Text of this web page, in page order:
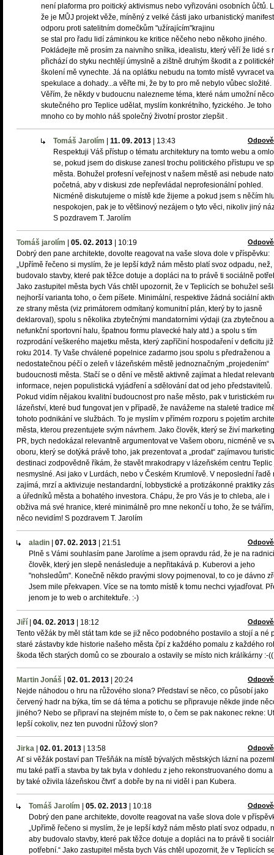
není plaforma pro poitický aktivismus nebo vyřizováni osobních ůčtů.
že je MŮJ projekt věže, míněný z velké části jako urbanistický manifest
odporu proti satelitním domečkům "užírajícím"krajinu
se stal pro řadu lidí záminkou ke kritice něčeho nebo někoho jiného.
Pokládejte mě prosím za naivního snílka, idealistu, který věří že lidé s
přichází do styku nechtějí úmyslně a zištně druhým škodit a z
školení mě vynechte. Já na oplátku nebudu na tomto místě vyvracet
spekulace a dohady...a věřte mi, že by to pro mě nebylo vůbec složité.
Věřím, že někdy v budoucnu nalezneme téma, které nám umožní něco
skutečného pro Teplice udělat, myslím konkrétního, fyzického. Je toho
mnoho co by mohlo náš společný životní prostor zlepšit .
Tomáš Jarolím 11. 09. 2013 13:43
Respektuji Váš přístup o tématu architektury na tomto webu a
se, pokud jsem do diskuse zanesl trochu politického přístupu ve
města. Bohužel profesní veřejnost v našem městě asi nebude
početná, aby v diskusi zde nepřevládal neprofesionální pohled.
Nicméně diskutujeme o místě kde žijeme a pokud jsem s něčím
nespokojen, pak je to většinový nezájem o tyto věci, nikoliv jiný
S pozdravem T. Jarolím
Tomáš jarolím 05. 02. 2013 10:19
Dobrý den pane architekte, dovolte reagovat na vaše slova dole v příspěvku:
„Upřímě řečeno si myslím, že je lepší když nám město platí svoz odpadu, než,
budovalo stavby, které pak těžce dotuje a dopláci na to právě ti sociálně
Jako zastupitel města bych Vás chtěl upozornit, že v Teplicích se bohužel
nejhorší varianta toho, o čem píšete. Minimální, respektive žádná sociální
ze strany města (viz primátorem odmítaný komunitní plán, který by to jasně
deklaroval), spolu s několika zbytečnými mandatorními výdaji (za zbytečnou a
nefunkční sportovní halu, špatnou formu plavecké haly atd.) a spolu s tím
rozprodání veškerého majetku města, který zapříčiní hospodaření v deficitu
roku 2014. Ty Vaše chválené popelnice zadarmo jsou spolu s předraženou a
nedostatečnou péčí o zeleň v lázeňském městě jednoznačným „projedením“
budoucnosti města. Stačí se o dění ve městě aktivně zajímat a hledat
informace, nejen populistická vyjádření a sdělování dat od jeho představitelů.
Pokud vidím nějakou kvalitní budoucnost pro naše město, pak v turistickém
lázeňství, které bud fungovat jen v případě, že navážeme na staleté tradice
tohoto podnikání ve službách. To je myslím v přímém rozporu s pojetím
města, kterou prezentujete svým návrhem. Jako člověk, který se živí
PR, bych nedokázal relevantně argumentovat ve Vašem oboru, nicméně ve
oboru, který se dotýká právě toho, jak prezentovat a „prodat“ zajímavou
destinaci zodpovědně říkám, že stavět mrakodrapy v lázeňském centru Teplic
nesmyslné. Asi jako v Lurdách, nebo v Českém Krumlově. V neposlední řadě
zajímá, mrzí a aktivizuje nestandardní, lobbystické a protizákonné praktiky
a úředníků města a bohatého investora. Chápu, že pro Vás je to chleba, ale i
obživa má své hranice, které minimálně pro mne nekončí u toho, že se
něco nevidím! S pozdravem T. Jarolím
aladin 07. 02. 2013 21:51
Plně s Vámi souhlasím pane Jarolíme a jsem opravdu rád, že je na
člověk, který jen slepě nenásleduje a nepřitakává p. Kuberovi a jeho
"nohsledům". Konečně někdo pravými slovy pojmenoval, to co je dávno
Jsem mile překvapen. Více se na tomto místě k tomu nechci vyjadřovat.
jenom je to web o architektuře. :-)
Jiří 04. 02. 2013 18:12
Tento věžák by měl stát tam kde se již něco podobného postavilo a stojí a né
staré zástavby kde historie našeho města čpí z každého pomalu z každého
škoda těch starých domů co se zbouralo a ostavily se místo nich králíkárny :-((
Martin Jonáš 02. 01. 2013 20:24
Nejde náhodou o hru na růžového slona? Představí se něco, co působí jako
červený hadr na býka, tím se dá téma a potichu se připravuje někde jinde
jiného? Nebo se připraví na stejném míste to, o čem se pak nakonec rekne:
lepší cokoliv, nez ten puvodni růžový slon?
Jirka 02. 01. 2013 13:58
Ať si věžák postaví pan Třešňák na místě bývalých městských lázní na
mu také patří a stavba by tak byla v dohledu z jeho rekonstruovaného domu
by také oživila lázeňskou čtvrť a dobře by na ni viděl i pan Kubera.
Tomáš Jarolím 05. 02. 2013 10:18
Dobrý den pane architekte, dovolte reagovat na vaše slova dole v
„Upřímě řečeno si myslím, že je lepší když nám město platí svoz odpadu,
aby budovalo stavby, které pak těžce dotuje a dopláci na to právě ti
potřební.“ Jako zastupitel města bych Vás chtěl upozornit, že v Teplicích